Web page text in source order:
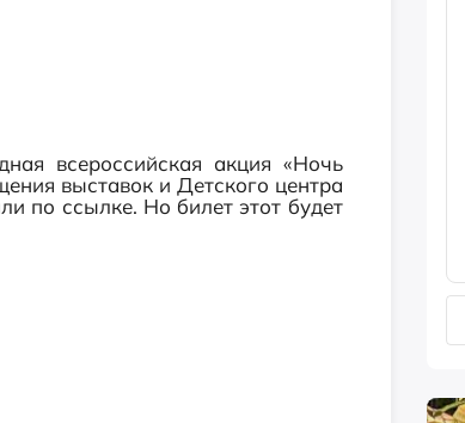
всероссийская акция «Ночь
выставок и Детского центра
по ссылке. Но билет этот будет